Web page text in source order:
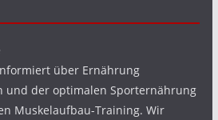
über Ernährung
und der optimalen Sporternährung
Muskelaufbau-Training. Wir